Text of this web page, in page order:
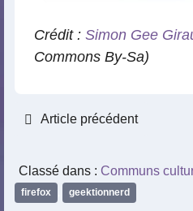
Crédit : Simon Gee
Commons By-Sa)
Article précédent
Classé dans : Communs
firefox geektionnerd